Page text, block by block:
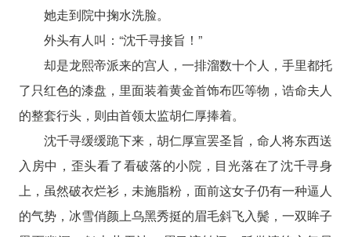
她走到院中掬水洗脸。
外头有人叫：“沈千寻接旨！”
却是龙熙帝派来的宫人，一排溜数十个人，手里都托
了只红色的漆盘，里面装着黄金首饰布匹等物，诰命夫人
的整套行头，则由首领太监胡仁厚捧着。
沈千寻缓缓跪下来，胡仁厚宣罢圣旨，命人将东西送
入房中，歪头看了看破落的小院，目光落在了沈千寻身
上，虽然破衣烂衫，未施脂粉，面前这女子仍有一种逼人
的气势，冰雪俏颜上乌黑秀挺的眉毛斜飞入鬓，一双眸子